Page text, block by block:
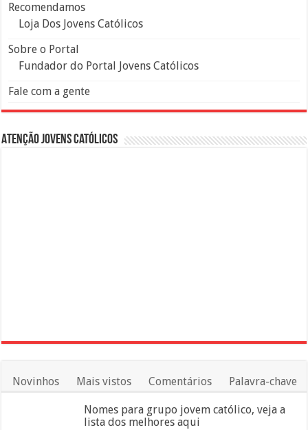
Recomendamos
Loja Dos Jovens Católicos
Sobre o Portal
Fundador do Portal Jovens Católicos
Fale com a gente
Atenção Jovens Católicos
Novinhos Mais vistos Comentários Palavra-chave
Nomes para grupo jovem católico, veja a
lista dos melhores aqui